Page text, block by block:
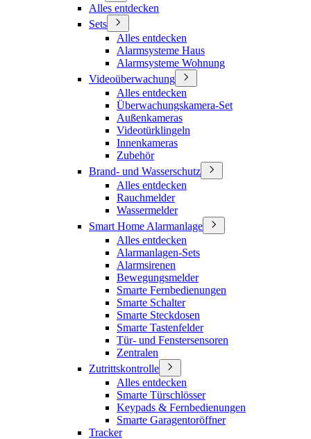
Alles entdecken
Sets
Alles entdecken
Alarmsysteme Haus
Alarmsysteme Wohnung
Videoüberwachung
Alles entdecken
Überwachungskamera-Set
Außenkameras
Videotürklingeln
Innenkameras
Zubehör
Brand- und Wasserschutz
Alles entdecken
Rauchmelder
Wassermelder
Smart Home Alarmanlage
Alles entdecken
Alarmanlagen-Sets
Alarmsirenen
Bewegungsmelder
Smarte Fernbedienungen
Smarte Schalter
Smarte Steckdosen
Smarte Tastenfelder
Tür- und Fenstersensoren
Zentralen
Zutrittskontrolle
Alles entdecken
Smarte Türschlösser
Keypads & Fernbedienungen
Smarte Garagentoröffner
Tracker